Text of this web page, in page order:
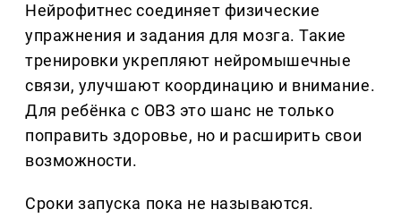
Нейрофитнес соединяет физические
упражнения и задания для мозга. Такие
тренировки укрепляют нейромышечные
связи, улучшают координацию и внимание.
Для ребёнка с ОВЗ это шанс не только
поправить здоровье, но и расширить свои
возможности.
Сроки запуска пока не называются.